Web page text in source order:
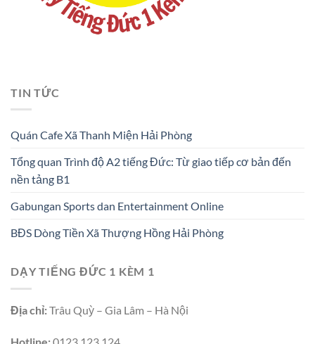
TIN TỨC
Quán Cafe Xã Thanh Miện Hải Phòng
Tổng quan Trình độ A2 tiếng Đức: Từ giao tiếp cơ bản đến
nền tảng B1
Gabungan Sports dan Entertainment Online
BĐS Dòng Tiền Xã Thượng Hồng Hải Phòng
DẠY TIẾNG ĐỨC 1 KÈM 1
Địa chỉ:Trâu Quỳ – Gia Lâm – Hà Nội